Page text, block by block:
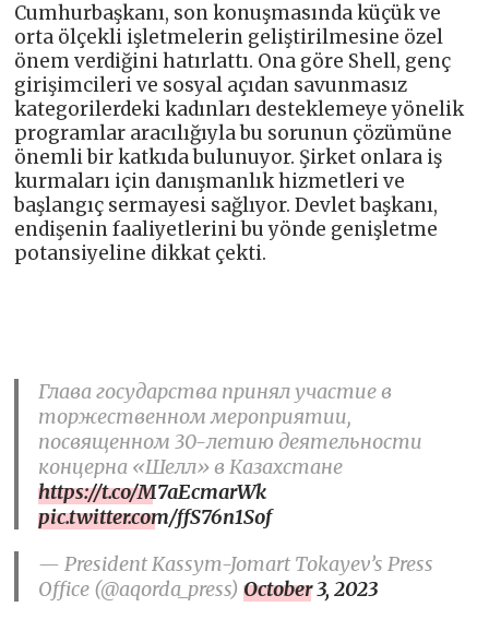
Cumhurbaşkanı, son konuşmasında küçük ve
orta ölçekli işletmelerin geliştirilmesine özel
önem verdiğini hatırlattı. Ona göre Shell, genç
girişimcileri ve sosyal açıdan savunmasız
kategorilerdeki kadınları desteklemeye yönelik
programlar aracılığıyla bu sorunun çözümüne
önemli bir katkıda bulunuyor. Şirket onlara iş
kurmaları için danışmanlık hizmetleri ve
başlangıç ​​sermayesi sağlıyor. Devlet başkanı,
endişenin faaliyetlerini bu yönde genişletme
potansiyeline dikkat çekti.
Глава государства принял участие в
торжественном мероприятии,
посвященном 30-летию деятельности
концерна «Шелл» в Казахстане
https://t.co/M7aEcmarWk
pic.twitter.com/ffS76n1Sof
— President Kassym-Jomart Tokayev’s Press
Office (@aqorda_press)October 3, 2023